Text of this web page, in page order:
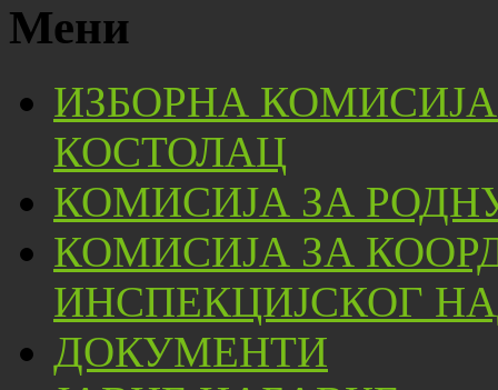
Мени
ИЗБОРНА
КОСТОЛАЦ
КОМИСИЈА ЗА
КОМИСИЈА ЗА
ИНСПЕКЦИЈСКОГ
ДОКУМЕНТИ